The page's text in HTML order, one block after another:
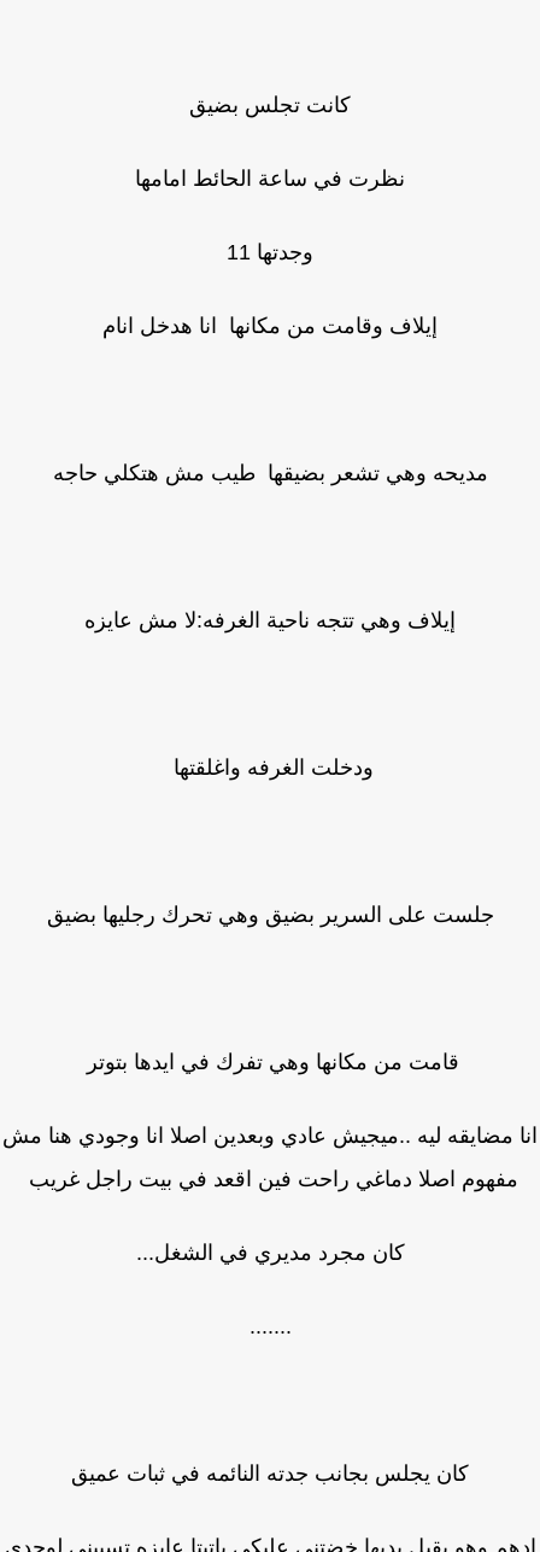
كانت تجلس بضيق
نظرت في ساعة الحائط امامها
وجدتها 11
إيلاف وقامت من مكانها انا هدخل انام
مديحه وهي تشعر بضيقها طيب مش هتكلي حاجه
إيلاف وهي تتجه ناحية الغرفه:لا مش عايزه
ودخلت الغرفه واغلقتها
جلست على السرير بضيق وهي تحرك رجليها بضيق
قامت من مكانها وهي تفرك في ايدها بتوتر
مضايقه ليه ..ميجيش عادي وبعدين اصلا انا وجودي هنا مش
مفهوم اصلا دماغي راحت فين اقعد في بيت راجل غريب
كان مجرد مديري في الشغل...
.......
كان يجلس بجانب جدته النائمه في ثبات عميق
وهو يقبل يديها خضتني عليكي ياتيتا عايزه تسبيني لوحدي